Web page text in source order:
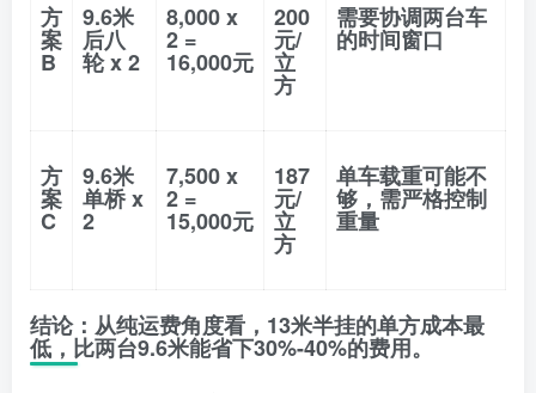
方
案
B
9.6米
后八
轮 x 2
8,000 x
2 =
16,000元
200
元/
立
方
需要协调两台车
的时间窗口
方
案
C
9.6米
单桥 x
2
7,500 x
2 =
15,000元
187
元/
立
方
单车载重可能不
够，需严格控制
重量
结论：从纯运费角度看， 13米半挂的单方成本最
低 ，比两台9.6米能省下30%-40%的费用。